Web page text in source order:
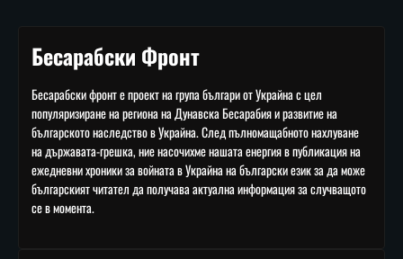
Бесарабски Фронт
Бесарабски фронт е проект на група българи от Украйна с цел
популяризиране на региона на Дунавска Бесарабия и развитие на
българското наследство в Украйна. След пълномащабното нахлуване
на държавата-грешка, ние насочихме нашата енергия в публикация на
ежедневни хроники за войната в Украйна на български език за да може
българският читател да получава актуална информация за случващото
се в момента.